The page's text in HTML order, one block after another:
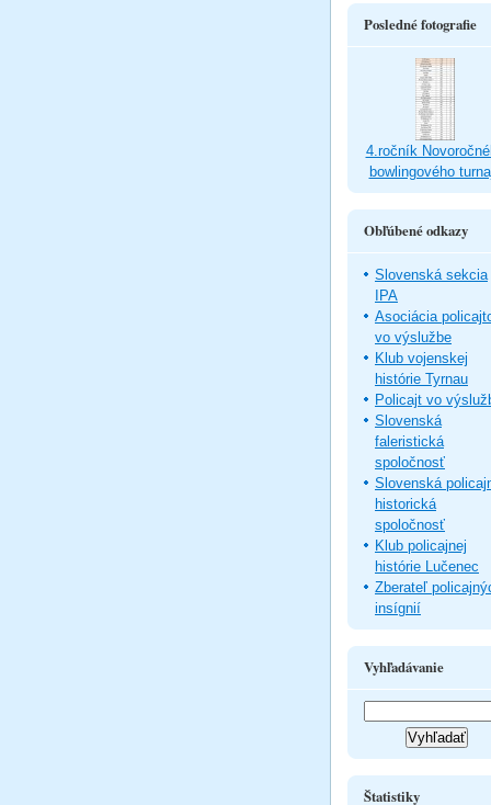
Posledné fotografie
4.ročník
bowlingového
Obľúbené odkazy
Slovenská sekcia
IPA
Asociácia
vo výslužbe
Klub vojenskej
histórie Tyrnau
Policajt vo
Slovenská
faleristická
spoločnosť
Slovenská
historická
spoločnosť
Klub policajnej
histórie Lučenec
Zberateľ
insígnií
Vyhľadávanie
Štatistiky